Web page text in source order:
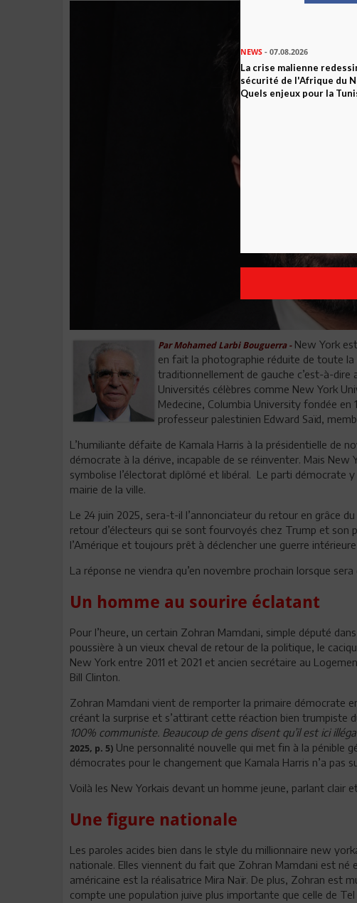
Par Mohamed Larbi Bouguerra -New York
en fait la photographie réduite de toute la
traditionnellement de gauche c’est-à-
Universités célèbres comme New York
Medecine, Columbia University fondée
professeur palestinien Edward Saïd,
L’humiliante défaite de Kamala Harris à la présidentielle de
démocrate à la dérive, incapable de se réinventer. Mais New
symbolise l’électorat diplômé et libéral. Le parti démocrate
mairie de la ville.
Le 24 juin 2025, sera-t-il l’annonciateur du retour en grâce
retour d’électeurs qui se sont fourvoyés chez Trump et son
l’Amérique et toujours prêt à déclencher une guerre
La réponse ne viendra qu’en novembre prochain lorsque
Un homme au sourire éclatant
Pour l’heure, un certain Zohran Mamdani, simple député
poussière à un vieux cheval de retour de la politique, le
New York entre 2011 et 2021 et ancien secrétaire au
Bill Clinton.
Zohran Mamdani vient de remporter la primaire démocrate
créant la surprise et s’attirant cette réaction bien trumpiste
100% communiste. Beaucoup de gens disent qu’il est ici
2025, p. 5) Une personnalité nouvelle qui met fin à la pénible
démocrates pour le changement que Kamala Harris n’a pas
Voilà les New Yorkais devant un homme jeune, parlant clair
Une figure nationale
Les paroles acides bien dans le style du millionnaire new
nationale. Elles viennent du fait que Zohran Mamdani est né
américaine est la réalisatrice Mira Naïr. De plus, Zohran est
compte une population juive plus importante que celle de
NEWS - 07.08.2026
La crise malienne
sécurité de l'Afrique du
Quels enjeux pour la